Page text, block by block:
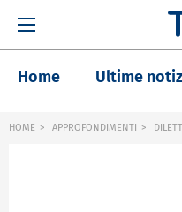
Home Ultime
HOME APPROFONDIMENTI